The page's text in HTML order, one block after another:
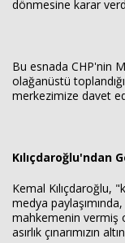
dönmesine karar
Bu esnada CHP'nin
olağanüstü
merkezimize davet
Kılıçdaroğlu'ndan
Kemal Kılıçdaroğlu,
medya
mahkemenin vermiş
asırlık çınarımızın